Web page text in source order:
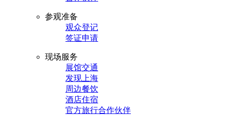
参观准备
观众登记
签证申请
现场服务
展馆交通
发现上海
周边餐饮
酒店住宿
官方旅行合作伙伴